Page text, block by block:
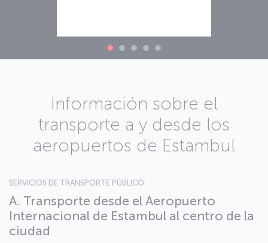
Información sobre el
transporte a y desde los
aeropuertos de Estambul
SERVICIOS DE TRANSPORTE PÚBLICO:
A. Transporte desde el Aeropuerto
Internacional de Estambul al centro de la
ciudad